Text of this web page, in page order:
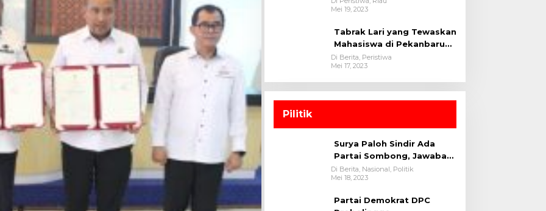
Satreskrim Polres
Mei 19, 2023
Tabrak Lari yang Tewaskan
Mahasiswa di Pekanbaru
Ditangkap Polisi
Di Berita, Peristiwa
Mei 17, 2023
Pilitik
Surya Paloh Sindir Ada
Partai Sombong, Jawaban
Megawati
Di Berita, Nasional, Politik
Mei 18, 2023
Partai Demokrat DPC